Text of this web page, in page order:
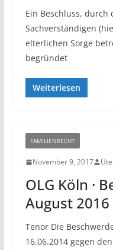
Ein Beschluss,
Sachverständigen
elterlichen Sorge
begründet
Weiterlesen
FAMILIENRECHT
November 9, 2017
OLG Köln ·
August 2016
Tenor Die
16.06.2014 gegen